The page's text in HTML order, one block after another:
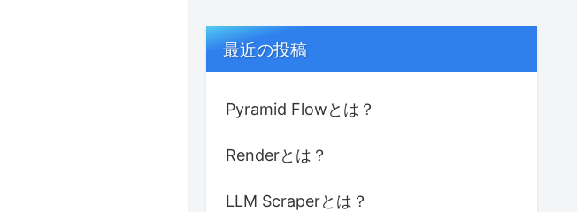
最近の投稿
Pyramid Flowとは？
Renderとは？
LLM Scraperとは？